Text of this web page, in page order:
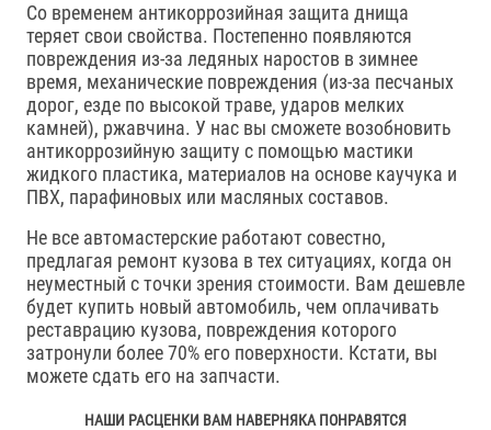
Со временем антикоррозийная защита днища
теряет свои свойства. Постепенно появляются
повреждения из-за ледяных наростов в зимнее
время, механические повреждения (из-за песчаных
дорог, езде по высокой траве, ударов мелких
камней), ржавчина. У нас вы сможете возобновить
антикоррозийную защиту с помощью мастики
жидкого пластика, материалов на основе каучука и
ПВХ, парафиновых или масляных составов.
Не все автомастерские работают совестно,
предлагая ремонт кузова в тех ситуациях, когда он
неуместный с точки зрения стоимости. Вам дешевле
будет купить новый автомобиль, чем оплачивать
реставрацию кузова, повреждения которого
затронули более 70% его поверхности. Кстати, вы
можете сдать его на запчасти.
НАШИ РАСЦЕНКИ ВАМ НАВЕРНЯКА ПОНРАВЯТСЯ